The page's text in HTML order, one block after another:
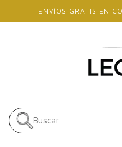
Skip to main content
ENVÍOS GRATIS EN